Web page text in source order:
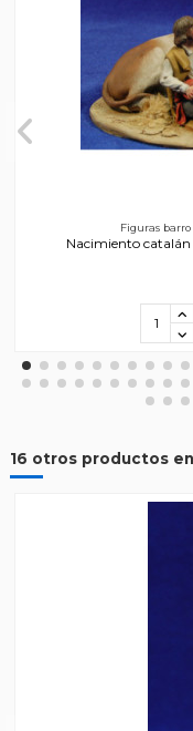
Figuras
Nacimiento catalán
16 otros productos